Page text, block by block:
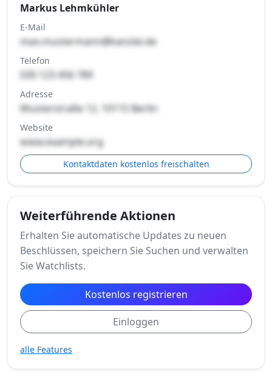
Markus Lehmkühler
E-Mail
max.mustermann@kanzlei.de
Telefon
030 123 456 789
Adresse
Musterstraße 12, 10115 Berlin
Website
www.example.org
Kontaktdaten kostenlos freischalten
Weiterführende Aktionen
Erhalten Sie automatische Updates zu neuen
Beschlüssen, speichern Sie Suchen und verwalten
Sie Watchlists.
Kostenlos registrieren
Einloggen
alle Features